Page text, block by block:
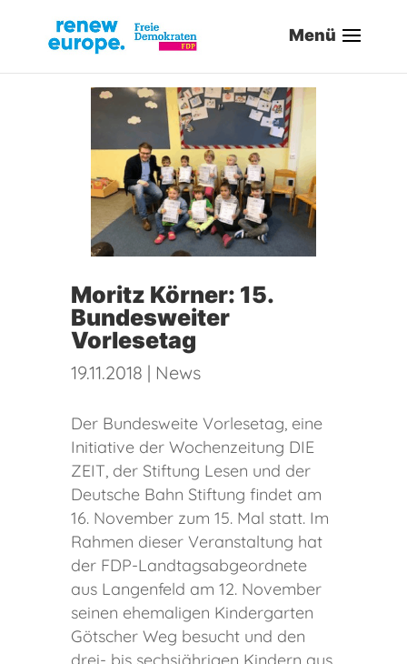
Moritz Körner: 15.
Bundesweiter
Vorlesetag
19.11.2018 | News
Der Bundesweite Vorlesetag, eine
Initiative der Wochenzeitung DIE
ZEIT, der Stiftung Lesen und der
Deutsche Bahn Stiftung findet am
16. November zum 15. Mal statt. Im
Rahmen dieser Veranstaltung hat
der FDP-Landtagsabgeordnete
aus Langenfeld am 12. November
seinen ehemaligen Kindergarten
Götscher Weg besucht und den
drei- bis sechsjährigen Kindern aus